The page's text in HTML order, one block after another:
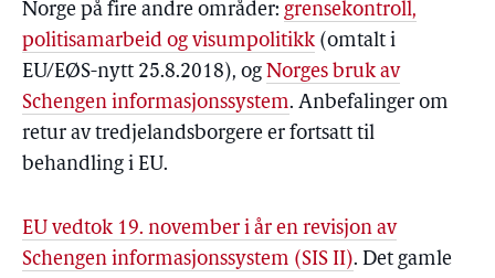
Norge på fire andre områder: grensekontroll,
politisamarbeid og visumpolitikk (omtalt i
EU/EØS-nytt 25.8.2018), og Norges bruk av
Schengen informasjonssystem. Anbefalinger om
retur av tredjelandsborgere er fortsatt til
behandling i EU.
EU vedtok 19. november i år en revisjon av
Schengen informasjonssystem (SIS II). Det gamle